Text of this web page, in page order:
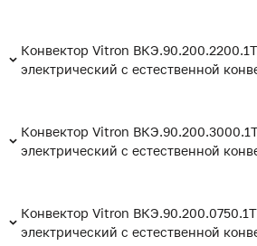
Конвектор Vitron
электрический с естественной
Конвектор Vitron
электрический с естественной
Конвектор Vitron
электрический с естественной